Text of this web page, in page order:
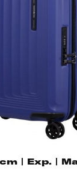
| Exp. |